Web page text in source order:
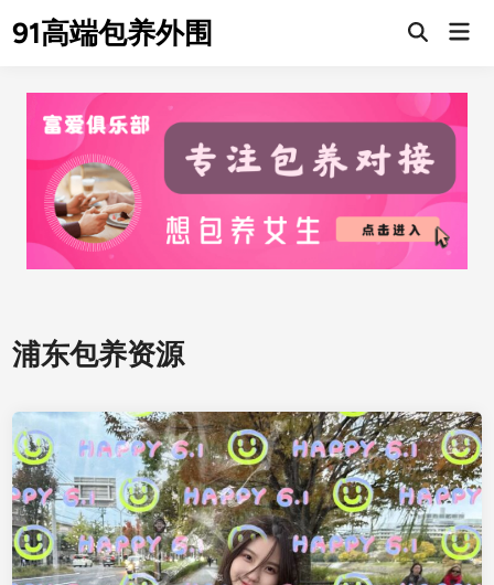
to91高端包养外围
浦东包养资源